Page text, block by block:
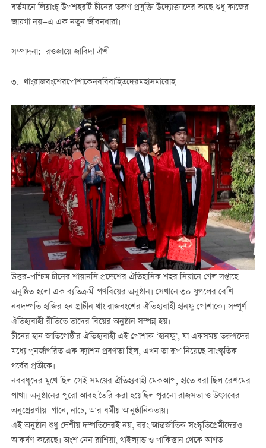
বর্তমানে লিয়াংচু উপশহরটি চীনের তরুণ প্রযুক্তি উদ্যোক্তাদের কাছে শুধু কাজের
জায়গা নয়—এ এক নতুন জীবনধারা।
সম্পাদনা: রওজায়ে জাবিদা ঐশী
৩. থাংরাজবংশেরপোশাকেনববিবাহিতদেরমহাসমারোহ
উত্তর-পশ্চিম চীনের শায়ানসি প্রদেশের ঐতিহাসিক শহর সিয়ানে গেল সপ্তাহে
অনুষ্ঠিত হলো এক ব্যতিক্রমী গণবিয়ের অনুষ্ঠান। সেখানে ৩০ যুগলের বেশি
নবদম্পতি হাজির হন প্রাচীন থাং রাজবংশের ঐতিহ্যবাহী হানফু পোশাকে। সম্পূর্ণ
ঐতিহ্যবাহী রীতিতে তাদের বিয়ের অনুষ্ঠান সম্পন্ন হয়।
চীনের হান জাতিগোষ্ঠীর ঐতিহ্যবাহী এই পোশাক ‘হানফু’, যা একসময় তরুণদের
মধ্যে পুনর্জাগরিত এক ফ্যাশন প্রবণতা ছিল, এখন তা রূপ নিয়েছে সাংস্কৃতিক
গর্বের প্রতীকে।
নববধূদের মুখে ছিল সেই সময়ের ঐতিহ্যবাহী মেকআপ, হাতে ধরা ছিল রেশমের
পাখা। অনুষ্ঠানের পুরো আবহ তৈরি করা হয়েছিল পুরনো রাজসভা ও উৎসবের
অনুপ্রেরণায়—গানে, নাচে, আর ধর্মীয় আনুষ্ঠানিকতায়।
এই অনুষ্ঠান শুধু দেশীয় দম্পতিদেরই নয়, বরং আন্তর্জাতিক সংস্কৃতিপ্রেমীদেরও
আকর্ষণ করেছে। অংশ নেন রাশিয়া, থাইল্যান্ড ও পাকিস্তান থেকে আগত